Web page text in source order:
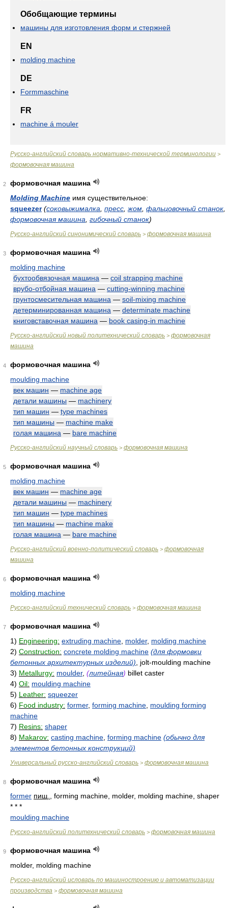
Обобщающие термины
машины для изготовления форм и стержней
EN
molding machine
DE
Formmaschine
FR
machine á mouler
Русско-английский словарь нормативно-технической терминологии >
формовочная машина
2
формовочная машина
Molding Machine имя существительное:
squeezer (соковыжималка пресс жом фальцовочный станок
формовочная машина гибочный станок)
Русско-английский синонимический словарь > формовочная машина
3
формовочная машина
molding machine
бухтообвязочная машина — coil strapping machine
врубо-отбойная машина — cutting-winning machine
грунтосмесительная машина — soil-mixing machine
детерминированная машина — determinate machine
книговставочная машина — book casing-in machine
Русско-английский новый политехнический словарь > формовочная
машина
4
формовочная машина
moulding machine
век машин — machine age
детали машины — machinery
тип машин — type machines
тип машины — machine make
голая машина — bare machine
Русско-английский научный словарь > формовочная машина
5
формовочная машина
molding machine
век машин — machine age
детали машины — machinery
тип машин — type machines
тип машины — machine make
голая машина — bare machine
Русско-английский военно-политический словарь > формовочная
машина
6
формовочная машина
molding machine
Русско-английский технический словарь > формовочная машина
7
формовочная машина
1) Engineering: extruding machine molder, molding machine
2) Construction: concrete molding machine (для формовки
бетонных архитектурных изделий) , jolt-moulding machine
3) Metallurgy: moulder, (литейная) billet caster
4) Oil: moulding machine
5) Leather: squeezer
6) Food industry: former, forming machine moulding forming
machine
7) Resins: shaper
8) Makarov: casting machine forming machine (обычно для
элементов бетонных конструкций)
Универсальный русско-английский словарь > формовочная машина
8
формовочная машина
former пищ.
, forming machine, molder, molding machine, shaper
* * *
moulding machine
Русско-английский политехнический словарь > формовочная машина
9
формовочная машина
molder, molding machine
Русско-английский исловарь по машиностроению и автоматизации
производства > формовочная машина